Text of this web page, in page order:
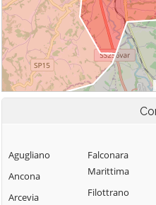
Agugliano
Ancona
Arcevia
Falconara
Marittima
Filottrano